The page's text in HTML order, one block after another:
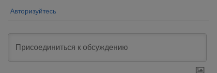
Авторизуйтесь